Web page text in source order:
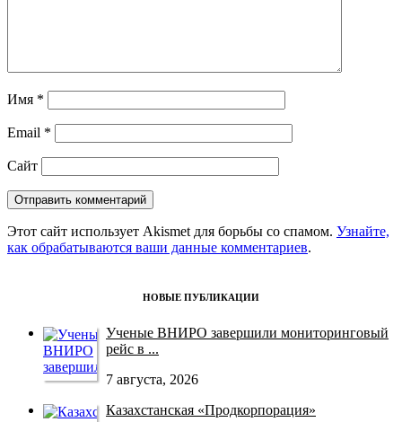
Имя *
Email *
Сайт
Этот сайт использует Akismet для борьбы со спамом. Узнайте,
как обрабатываются ваши данные комментариев.
НОВЫЕ ПУБЛИКАЦИИ
Ученые ВНИРО завершили мониторинговый
рейс в ...
7 августа, 2026
Казахстанская «Продкорпорация»